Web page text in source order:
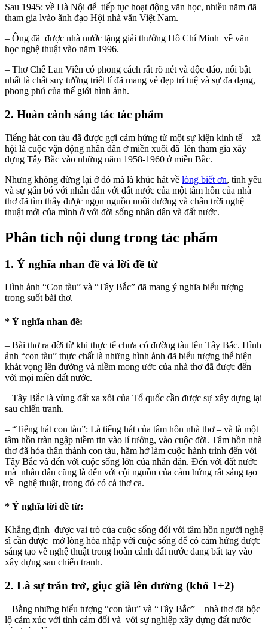
Sau 1945: về Hà Nội để tiếp tục hoạt động văn học, nhiều năm đã
tham gia lvào ãnh đạo Hội nhà văn Việt Nam.
– Ông đã được nhà nước tặng giải thưởng Hồ Chí Minh về văn
học nghệ thuật vào năm 1996.
– Thơ Chế Lan Viên có phong cách rất rõ nét và độc đáo, nổi bật
nhất là chất suy tưởng triết lí đã mang vẻ đẹp trí tuệ và sự đa dạng,
phong phú của thế giới hình ảnh.
2. Hoàn cảnh sáng tác tác phẩm
Tiếng hát con tàu đã được gợi cảm hứng từ một sự kiện kinh tế – xã
hội là cuộc vận động nhân dân ở miền xuôi đã lên tham gia xây
dựng Tây Bắc vào những năm 1958-1960 ở miền Bắc.
Nhưng không dừng lại ở đó mà là khúc hát về lòng biết ơn, tình yêu
và sự gắn bó với nhân dân với đất nước của một tâm hồn của nhà
thơ đã tìm thấy được ngọn nguồn nuôi dưỡng và chân trời nghệ
thuật mới của mình ở với đời sống nhân dân và đất nước.
Phân tích nội dung trong tác phẩm
1. Ý nghĩa nhan đề và lời đề từ
Hình ảnh “Con tàu” và “Tây Bắc” đã mang ý nghĩa biểu tượng
trong suốt bài thơ.
* Ý nghĩa nhan đề:
– Bài thơ ra đời từ khi thực tế chưa có đường tàu lên Tây Bắc. Hình
ảnh “con tàu” thực chất là những hình ảnh đã biểu tượng thể hiện
khát vọng lên đường và niềm mong ước của nhà thơ đã được đến
với mọi miền đất nước.
– Tây Bắc là vùng đất xa xôi của Tổ quốc cần được sự xây dựng lại
sau chiến tranh.
– “Tiếng hát con tàu”: Là tiếng hát của tâm hồn nhà thơ – và là một
tâm hồn tràn ngập niềm tin vào lí tưởng, vào cuộc đời. Tâm hồn nhà
thơ đã hóa thân thành con tàu, hăm hở làm cuộc hành trình đến với
Tây Bắc và đến với cuộc sống lớn của nhân dân. Đến với đất nước
mà nhân dân cũng là đến với cội nguồn của cảm hứng rất sáng tạo
về nghệ thuật, trong đó có cả thơ ca.
* Ý nghĩa lời đề từ:
Khẳng định được vai trò của cuộc sống đối với tâm hồn người nghệ
sĩ cần được mở lòng hòa nhập với cuộc sống để có cảm hứng được
sáng tạo về nghệ thuật trong hoàn cảnh đất nước đang bắt tay vào
xây dựng sau chiến tranh.
2. Là sự trăn trở, giục giã lên đường (khổ 1+2)
– Bằng những biểu tượng “con tàu” và “Tây Bắc” – nhà thơ đã bộc
lộ cảm xúc với tình cảm đối và với sự nghiệp xây dựng đất nước